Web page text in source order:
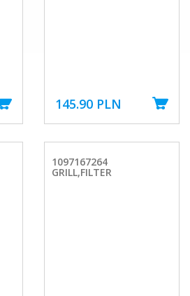
145.90 PLN
1097167264
GRILL,FILTER